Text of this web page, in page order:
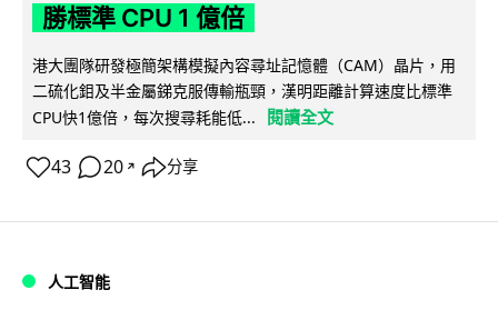
勝標準 CPU 1 億倍
港大團隊研發極簡架構模擬內容尋址記憶體（CAM）晶片，用
二硫化鉬及半金屬銻克服傳輸瓶頸，漢明距離計算速度比標準
CPU快1億倍，每次搜尋耗能低...
閱讀全文
43 20 ↗ 分享
人工智能